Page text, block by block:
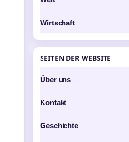
Wirtschaft
SEITEN DER WEBSITE
Über uns
Kontakt
Geschichte